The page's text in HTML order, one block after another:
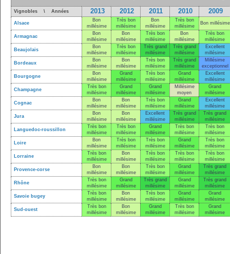
Vignobles \ Années 2013 2012 2011 2010 2009
Alsace
Bon
millésime
Très bon
millésime
Bon
millésime
Très bon
millésime
Bon millésime
Armagnac
Bon
millésime
Bon
millésime
Très bon
millésime
Bon
millésime
Très bon
millésime
Beaujolais
Bon
millésime
Très bon
millésime
Très grand
millésime
Très grand
millésime
Excellent
millésime
Bordeaux
Bon
millésime
Bon
millésime
Très bon
millésime
Très grand
millésime
Millésime
exceptionnel
Bourgogne
Bon
millésime
Grand
millésime
Très bon
millésime
Grand
millésime
Excellent
millésime
Champagne
Très bon
millésime
Grand
millésime
Grand
millésime
Millésime
moyen
Grand
millésime
Cognac
Bon
millésime
Bon
millésime
Très bon
millésime
Grand
millésime
Excellent
millésime
Jura
Bon
millésime
Bon
millésime
Excellent
millésime
Très grand
millésime
Très grand
millésime
Languedoc-roussillon
Très bon
millésime
Très bon
millésime
Grand
millésime
Très bon
millésime
Très bon
millésime
Loire
Bon
millésime
Très bon
millésime
Très bon
millésime
Grand
millésime
Très bon
millésime
Lorraine
Très bon
millésime
Bon
millésime
Très bon
millésime
Très bon
millésime
Très bon
millésime
Provence-corse
Bon
millésime
Bon
millésime
Très bon
millésime
Grand
millésime
Très grand
millésime
Rhône
Très bon
millésime
Grand
millésime
Très grand
millésime
Grand
millésime
Très grand
millésime
Savoie bugey
Très bon
millésime
Bon
millésime
Très bon
millésime
Grand
millésime
Grand
millésime
Sud-ouest
Très bon
millésime
Bon
millésime
Grand
millésime
Très bon
millésime
Grand
millésime